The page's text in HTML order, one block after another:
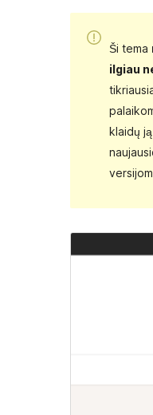
Ši tema
ilgiau
klaidų